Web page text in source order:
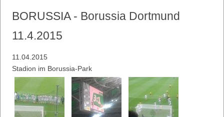
BORUSSIA - Borussia Dortmund
11.4.2015
11.04.2015
Stadion im Borussia-Park